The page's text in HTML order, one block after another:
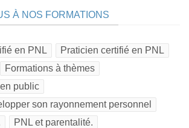
À NOS FORMATIONS
en PNL
Praticien certifié en PNL
Formations à thèmes
public
son rayonnement personnel
PNL et parentalité.